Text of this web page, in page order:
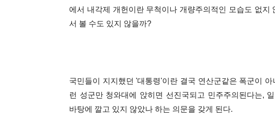
에서 내각제 개헌이란 무척이나 개량주의적인 모습도 없지
서 볼 수도 있지 않을까?
국민들이 지지했던 '대통령'이란 결국 연산군같은 폭군이
런 성군만 청와대에 앉히면 선진국되고 민주주의된다는,
바탕에 깔고 있지 않았나 하는 의문을 갖게 된 다.